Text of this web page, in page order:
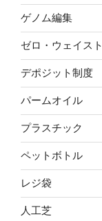
ゲノム編集
ゼロ・ウェイスト
デポジット制度
パームオイル
プラスチック
ペットボトル
レジ袋
人工芝